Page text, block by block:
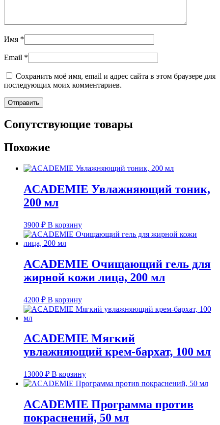
Имя *
Email *
Сохранить моё имя, email и адрес сайта в этом браузере для
последующих моих комментариев.
Сопутствующие товары
Похожие
ACADEMIE Увлажняющий тоник,
200 мл
3900 ₽ В корзину
ACADEMIE Очищающий гель для
жирной кожи лица, 200 мл
4200 ₽ В корзину
ACADEMIE Мягкий
увлажняющий крем-бархат, 100 мл
13000 ₽ В корзину
ACADEMIE Программа против
покраснений, 50 мл